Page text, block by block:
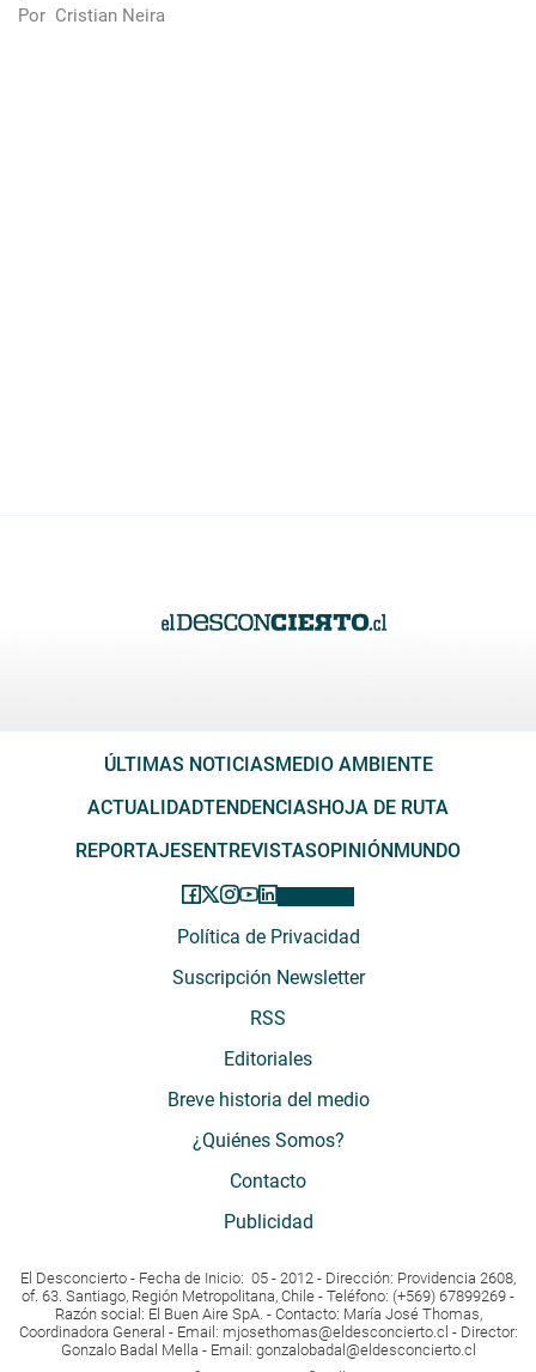
Por Cristian Neira
ÚLTIMAS NOTICIASMEDIO AMBIENTE
ACTUALIDADTENDENCIASHOJA DE RUTA
REPORTAJESENTREVISTASOPINIÓNMUNDO
Política de Privacidad
Suscripción Newsletter
RSS
Editoriales
Breve historia del medio
¿Quiénes Somos?
Contacto
Publicidad
El Desconcierto - Fecha de Inicio: 05 - 2012 - Dirección: Providencia 2608,
of. 63. Santiago, Región Metropolitana, Chile - Teléfono: (+569) 67899269 -
Razón social: El Buen Aire SpA. - Contacto: María José Thomas,
Coordinadora General - Email: mjosethomas@eldesconcierto.cl - Director:
Gonzalo Badal Mella - Email: gonzalobadal@eldesconcierto.cl